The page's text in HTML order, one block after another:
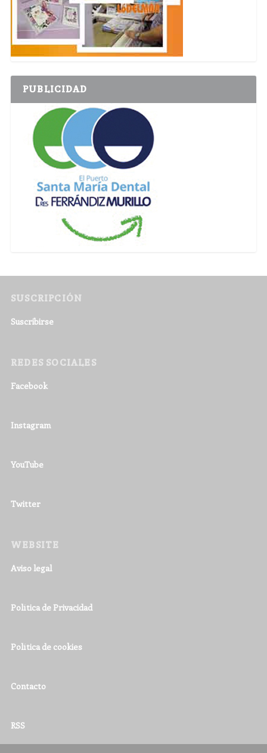
PUBLICIDAD
SUSCRIPCIÓN
Suscribirse
REDES SOCIALES
Facebook
Instagram
YouTube
Twitter
WEBSITE
Aviso legal
Política de Privacidad
Política de cookies
Contacto
RSS